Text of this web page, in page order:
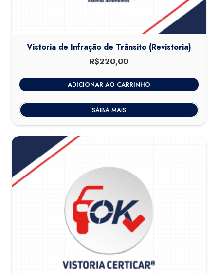
Vistoria de Infração de Trânsito (Revistoria)
R$220,00
ADICIONAR AO CARRINHO
SAIBA MAIS